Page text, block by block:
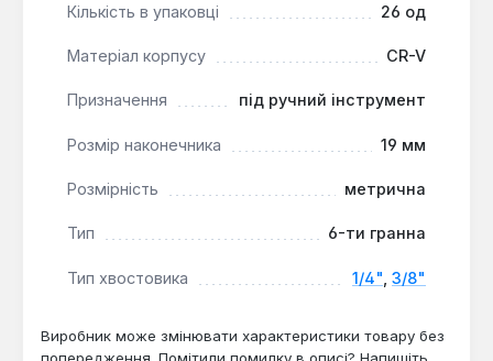
Кількість в упаковці 26 од
Матеріал корпусу CR-V
Призначення під ручний інструмент
Розмір наконечника 19 мм
Розмірність метрична
Тип 6-ти гранна
Тип хвостовика 1/4" 3/8"
Виробник може змінювати характеристики товару без